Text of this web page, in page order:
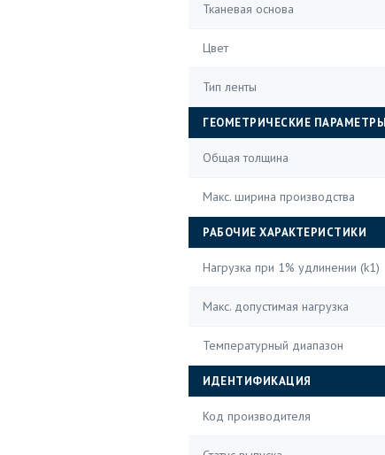
Тканевая основа
Цвет
Тип ленты
ГЕОМЕТРИЧЕСКИЕ ПАРАМЕТРЫ
Общая толщина
Макс. ширина производства
РАБОЧИЕ ХАРАКТЕРИСТИКИ
Нагрузка при 1% удлинении (k1)
Макс. допустимая нагрузка
Температурный диапазон
ИДЕНТИФИКАЦИЯ
Код производителя